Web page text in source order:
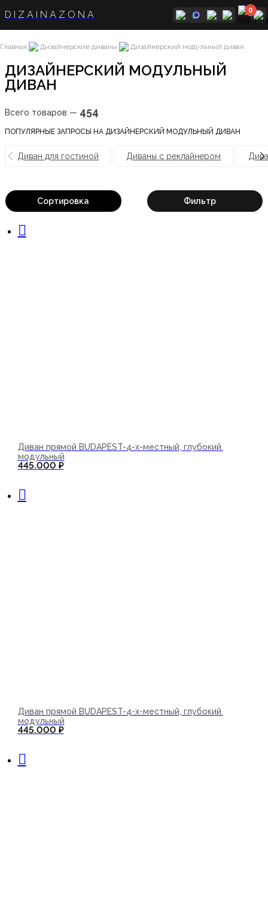
DIZAINAZONA 0
Главная Дизайнерские диваны Дизайнерский модульный диван
ДИЗАЙНЕРСКИЙ МОДУЛЬНЫЙ
ДИВАН
Всего товаров — 454
ПОПУЛЯРНЫЕ ЗАПРОСЫ НА ДИЗАЙНЕРСКИЙ МОДУЛЬНЫЙ ДИВАН
Диван для гостиной Диваны с реклайнером
Сортировка Фильтр
Диван прямой BUDAPEST-4-х-местный, глубокий.
модульный
445.000 ₽
Диван прямой BUDAPEST-4-х-местный, глубокий.
модульный
445.000 ₽